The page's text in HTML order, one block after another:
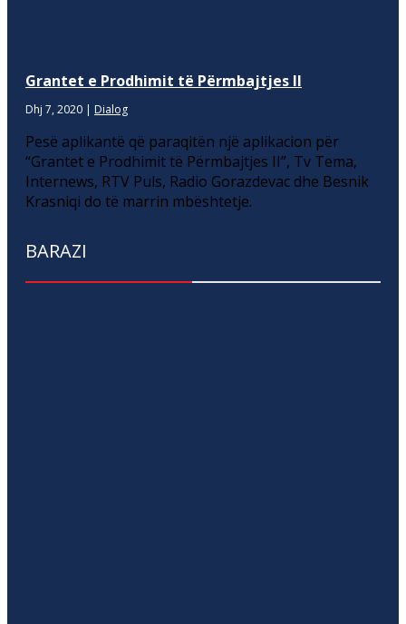
Grantet e Prodhimit të Përmbajtjes II
Dhj 7, 2020 | Dialog
Pesë aplikantë që paraqitën një aplikacion për
“Grantet e Prodhimit të Përmbajtjes II”, Tv Tema,
Internews, RTV Puls, Radio Gorazdevac dhe Besnik
Krasniqi do të marrin mbështetje.
BARAZI